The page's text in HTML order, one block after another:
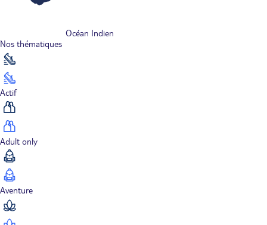
Océan Indien
Nos thématiques
Actif
Adult only
Aventure